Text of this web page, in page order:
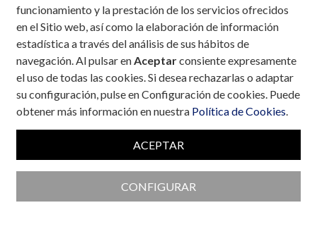
funcionamiento y la prestación de los servicios ofrecidos
en el Sitio web, así como la elaboración de información
estadística a través del análisis de sus hábitos de
navegación. Al pulsar enAceptarconsiente expresamente
el uso de todas las cookies. Si desea rechazarlas o adaptar
su configuración, pulse en Configuración de cookies. Puede
obtener más información en nuestra Política de Cookies.
ACEPTAR
CONFIGURAR
Colaboran con la Fundación